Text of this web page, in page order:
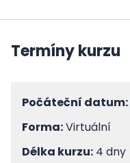
Termíny kurzu
Počáteční datum:
Forma:Virtuální
Délka kurzu: 4 dny